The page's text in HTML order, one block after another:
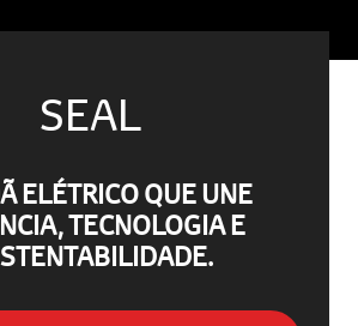
SEAL
ELÉTRICO QUE UNE
TECNOLOGIA E